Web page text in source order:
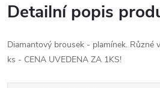
Detailní popis
Diamantový brousek - plamínek. Různé
ks - CENA UVEDENA ZA 1KS!